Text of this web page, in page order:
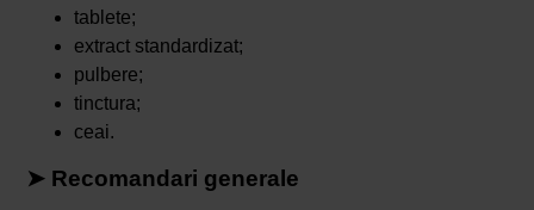
tablete;
extract standardizat;
pulbere;
tinctura;
ceai.
➤ Recomandari generale